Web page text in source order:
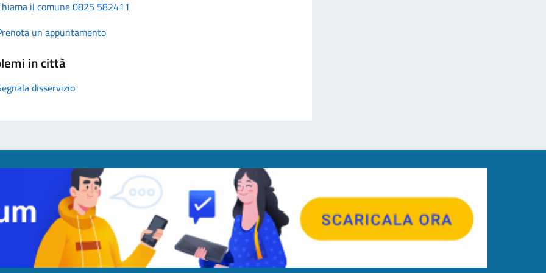
il comune 0825 582411
un appuntamento
in città
disservizio